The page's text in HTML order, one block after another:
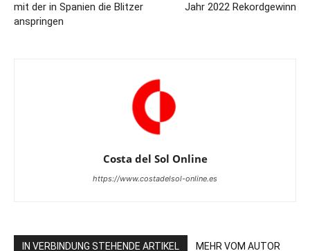
mit der in Spanien die Blitzer
anspringen
Jahr 2022 Rekordgewinn
Costa del Sol Online
https://www.costadelsol-online.es
IN VERBINDUNG STEHENDE ARTIKEL MEHR VOM AUTOR